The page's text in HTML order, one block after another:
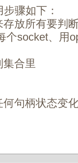
骤如下：
放所有要判
个socket、用
合里
句柄状态变